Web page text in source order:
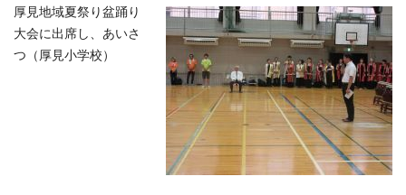
厚見地域夏祭り盆踊り
大会に出席し、あいさ
つ（厚見小学校）